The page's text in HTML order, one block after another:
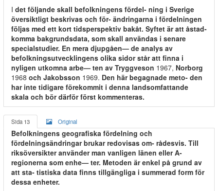
I det följande skall befolkningens fördel- ning i Sverige
översiktligt beskrivas och för- ändringarna i fördelningen
följas med ett kort tidsperspektiv bakåt. Syftet är att åstad-
komma bakgrundsdata, som skall användas i senare
specialstudier. En mera djupgåen— de analys av
befolkningsutvecklingens olika sidor står att finna i
nyligen utkomna arbe— ten av Tryggveson 1967, Norborg
1968 och Jakobsson 1969. Den här begagnade meto- den
har inte tidigare förekommit i denna landsomfattande
skala och bör därför först kommenteras.
Sida 13 Original
Befolkningens geografiska fördelning och
fördelningsändringar brukar redovisas om- rådesvis. Till
riksöversikter använder man vanligen länen eller A-
regionerna som enhe— ter. Metoden är enkel på grund av
att sta- tistiska data finns tillgängliga i summerad form för
dessa enheter.